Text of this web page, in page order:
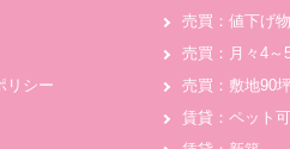
リシー
売買：値下げ
売買：月々4～
売買：敷地90
賃貸：ペット可